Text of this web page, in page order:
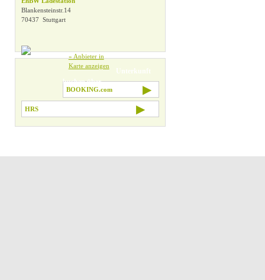
Blankensteinstr.14
70437 Stuttgart
» Anbieter in
Karte anzeigen
Unterkunft
buchen über
BOOKING.com ▶
HRS ▶